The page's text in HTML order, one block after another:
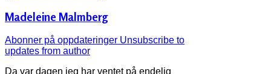
Madeleine Malmberg
Abonner på oppdateringer Unsubscribe to
updates from author
Da var dagen jeg har ventet på endelig